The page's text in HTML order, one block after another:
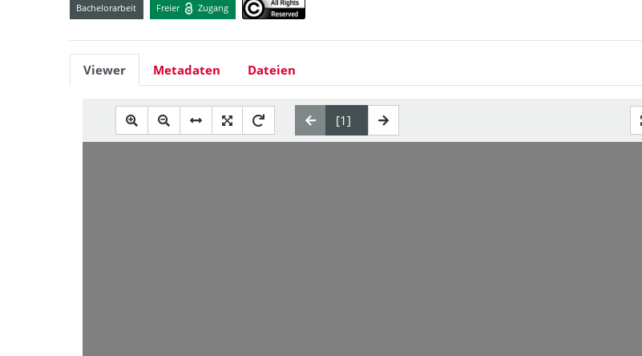
Bachelorarbeit Freier Zugang
Viewer Metadaten Dateien